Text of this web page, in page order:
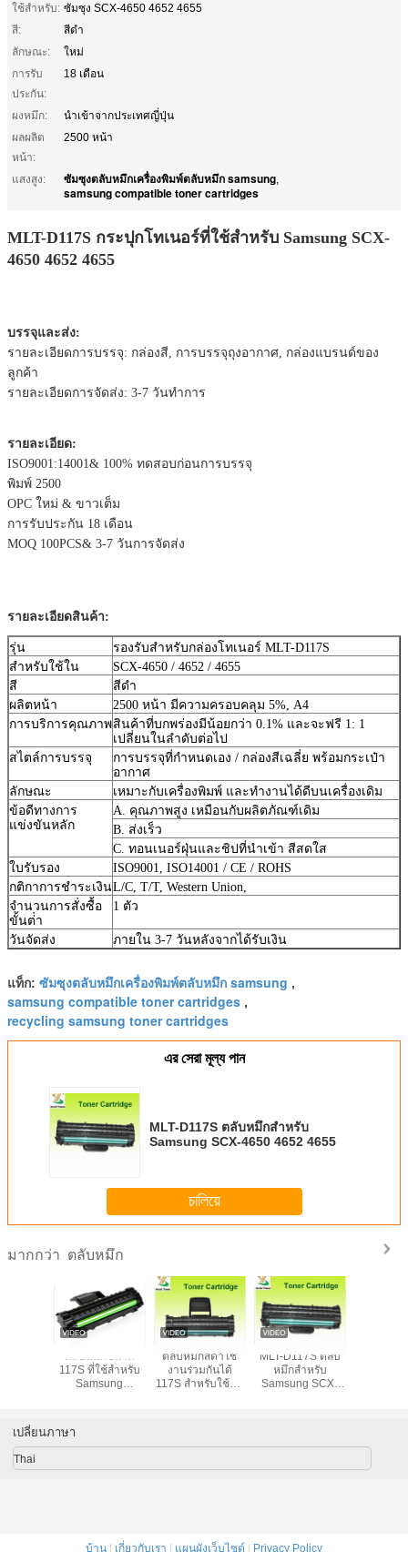
ใช้สําหรับ: ซัมซุง SCX-4650 4652 4655
สี:
สีดำ
ลักษณะ:
ใหม่
การรับ
ประกัน:
18 เดือน
ผงหมึก:
นำเข้าจากประเทศญี่ปุ่น
ผลผลิต
หน้า:
2500 หน้า
แสงสูง: ซัมซุงตลับหมึกเครื่องพิมพ์ตลับหมึก samsung,
samsung compatible toner cartridges
MLT-D117S กระปุกโทเนอร์ที่ใช้สําหรับ Samsung SCX-
4650 4652 4655
บรรจุและส่ง:
รายละเอียดการบรรจุ: กล่องสี, การบรรจุถุงอากาศ, กล่องแบรนด์ของ
ลูกค้า
รายละเอียดการจัดส่ง: 3-7 วันทําการ
รายละเอียด:
ISO9001:14001& 100% ทดสอบก่อนการบรรจุ
พิมพ์ 2500
OPC ใหม่ & ขาวเต็ม
การรับประกัน 18 เดือน
MOQ 100PCS& 3-7 วันการจัดส่ง
รายละเอียดสินค้า:
รุ่น
รองรับสําหรับกล่องโทเนอร์ MLT-D117S
สําหรับใช้ใน
SCX-4650 / 4652 / 4655
สี
สีดํา
ผลิตหน้า
2500 หน้า มีความครอบคลุม 5%, A4
การบริการคุณภาพสินค้าที่บกพร่องมีน้อยกว่า 0.1% และจะฟรี 1: 1
เปลี่ยนในลําดับต่อไป
สไตล์การบรรจุ
การบรรจุที่กําหนดเอง / กล่องสีเฉลี่ย พร้อมกระเป๋า
อากาศ
ลักษณะ
เหมาะกับเครื่องพิมพ์ และทํางานได้ดีบนเครื่องเดิม
ข้อดีทางการ
แข่งขันหลัก
A. คุณภาพสูง เหมือนกับผลิตภัณฑ์เดิม
B. ส่งเร็ว
C. ทอนเนอร์ฝุ่นและชิปที่นําเข้า สีสดใส
ใบรับรอง
ISO9001, ISO14001 / CE / ROHS
กติกาการชําระเงินL/C, T/T, Western Union,
จํานวนการสั่งซื้อ
ขั้นต่ํา
1 ตัว
วันจัดส่ง ภายใน 3-7 วันหลังจากได้รับเงิน
แท็ก: ซัมซุงตลับหมึกเครื่องพิมพ์ตลับหมึก samsung ,
samsung compatible toner cartridges ,
recycling samsung toner cartridges
এর সেরা মূল্য পান
MLT-D117S ตลับหมึกสำหรับ
Samsung SCX-4650 4652 4655
চালিয়ে
มากกว่า ตลับหมึก
ตลับหมึกขนาด
117S ที่ใช้สำหรับ
Samsung
ตลับหมึกสีดำใช้
งานร่วมกันได้
117S สำหรับใช้กับ
MLT-D117S ตลับ
หมึกสำหรับ
Samsung SCX-
เปลี่ยนภาษา
Thai
บ้าน | เกี่ยวกับเรา | แผนผังเว็บไซต์ | Privacy Policy